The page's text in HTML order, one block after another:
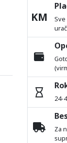
KM
24-
Za